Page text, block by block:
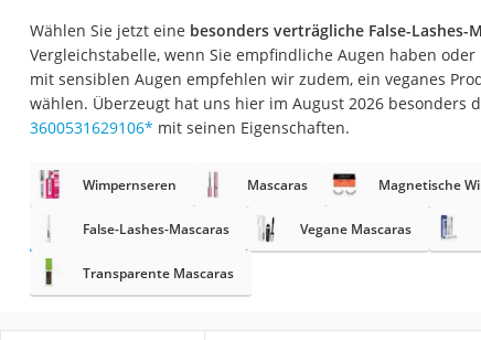
Eiweißpulver
Katzenklappe
Zeckenschutz
leichter
Philips-
Wählen Sie jetzt eine besonders verträgliche False-Lashes-
Vergleichstabelle, wenn Sie empfindliche Augen haben
mit sensiblen Augen empfehlen wir zudem, ein veganes
wählen. Überzeugt hat uns hier im August 2026 besonders
3600531629106* mit seinen Eigenschaften.
Wimpernseren Mascaras Magnetische
False-Lashes-Mascaras Vegane Mascaras
Transparente Mascaras